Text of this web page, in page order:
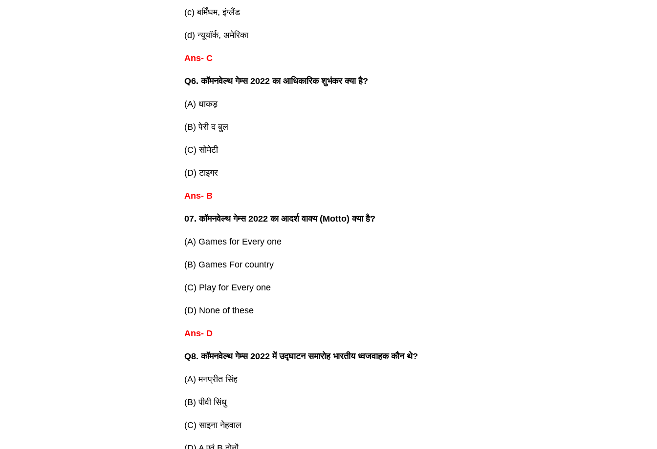
(c) बर्मिंघम, इंग्लैंड
(d) न्यूयॉर्क, अमेरिका
Ans- C
Q6. कॉमनवेल्थ गेम्स 2022 का आधिकारिक शुभंकर क्या है?
(A) धाकड़
(B) पेरी द बुल
(C) सोमेटी
(D) टाइगर
Ans- B
07. कॉमनवेल्थ गेम्स 2022 का आदर्श वाक्य (Motto) क्या है?
(A) Games for Every one
(B) Games For country
(C) Play for Every one
(D) None of these
Ans- D
Q8. कॉमनवेल्थ गेम्स 2022 में उद्घाटन समारोह भारतीय ध्वजवाहक कौन थे?
(A) मनप्रीत सिंह
(B) पीवी सिंधु
(C) साइना नेहवाल